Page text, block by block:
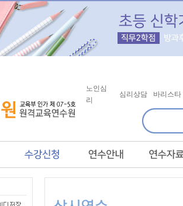
노인심
리
심리상담 바리스타